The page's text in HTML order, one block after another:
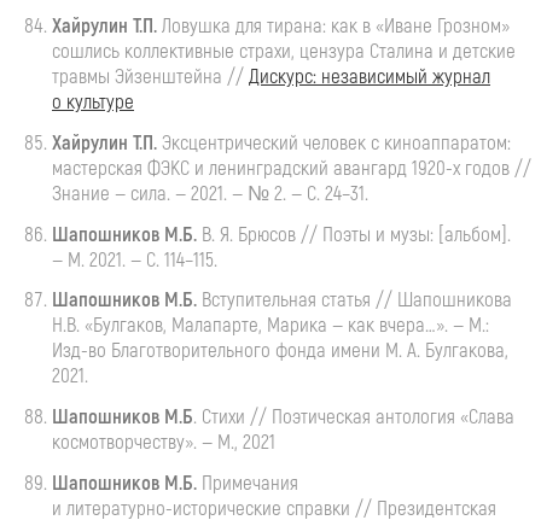
Хайрулин Т.П.Ловушка для тирана: как в «Иване Грозном»
сошлись коллективные страхи, цензура Сталина и детские
травмы Эйзенштейна //Дискурс: независимый журнал
о культуре
Хайрулин Т.П. Эксцентрический человек с киноаппаратом:
мастерская ФЭКС и ленинградский авангард1920-х годов //
Знание — сила. — 2021. — № 2. — С. 24–31.
Шапошников М.Б. В. Я. Брюсов // Поэты и музы: [альбом].
— М. 2021. — С. 114–115.
Шапошников М.Б. Вступительная статья // Шапошникова
Н.В. «Булгаков, Малапарте, Марика — как вчера…». — М.:
Изд-во Благотворительного фонда имени М. А. Булгакова,
2021.
Шапошников М.Б. Стихи // Поэтическая антология «Слава
космотворчеству». — М., 2021
Шапошников М.Б. Примечания
и литературно-исторические справки // Президентская